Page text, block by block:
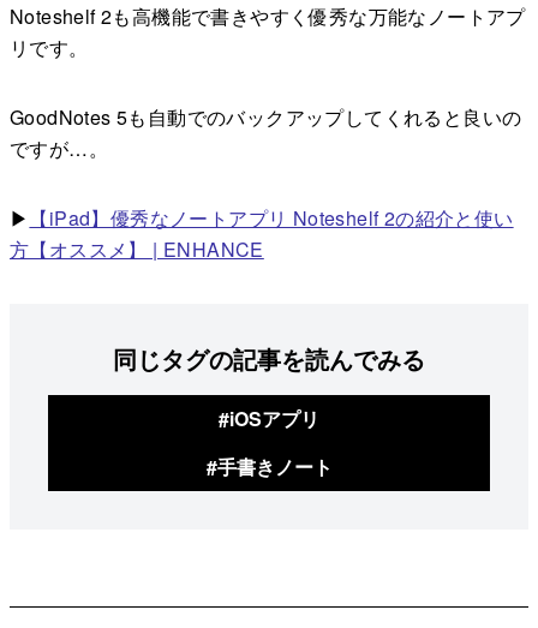
Noteshelf 2も高機能で書きやすく優秀な万能なノートアプ
リです。
GoodNotes 5も自動でのバックアップしてくれると良いの
ですが…。
▶︎ 【iPad】優秀なノートアプリ Noteshelf 2の紹介と使い
方【オススメ】 | ENHANCE
同じタグの記事を読んでみる
#iOSアプリ
#手書きノート